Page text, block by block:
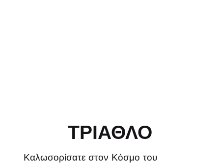
ΤΡΙΑΘΛΟ
Καλωσορίσατε στον Κόσμο του